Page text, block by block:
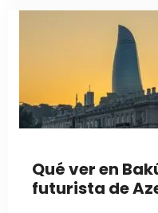
Qué ver en
futurista de